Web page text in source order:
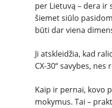
per Lietuvą – dera ir
šiemet siūlo
būti dar viena
Ji atskleidžia, kad
CX-30“ savybes,
Kaip ir pernai, kovo
mokymus. Tai –